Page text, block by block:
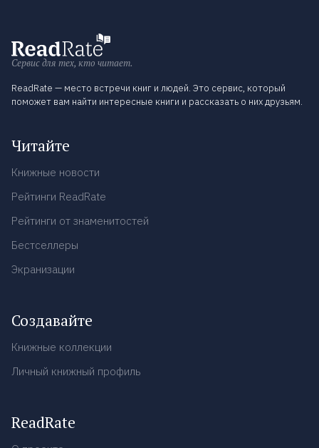
Сервис для тех, кто читает.
ReadRate — место встречи книг и людей. Это сервис, который
поможет вам найти интересные книги и рассказать о них друзьям.
Читайте
Книжные новости
Рейтинги ReadRate
Рейтинги от знаменитостей
Бестселлеры
Экранизации
Создавайте
Книжные коллекции
Личный книжный профиль
ReadRate